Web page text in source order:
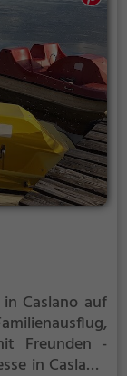
Caslano auf
Freunden -
in Caslano.